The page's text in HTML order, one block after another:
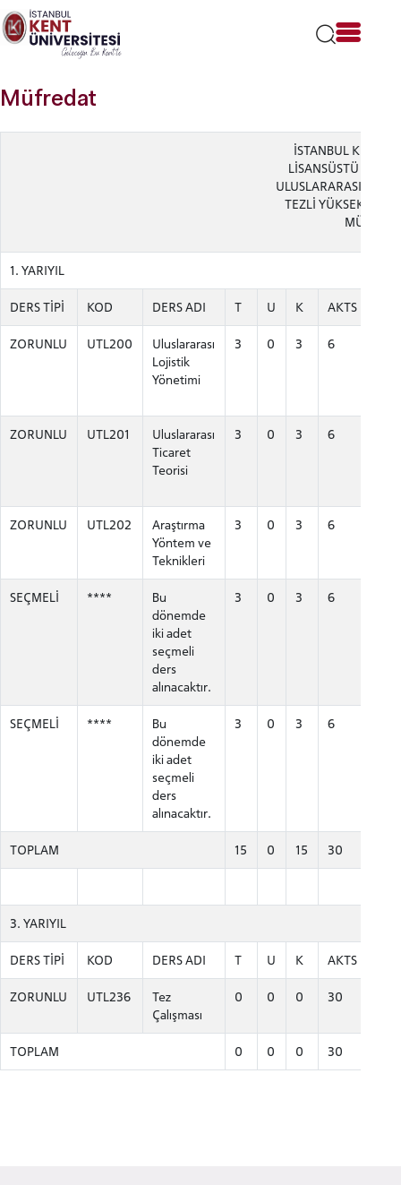
Lütfen
dikkat:
Bu
bir
sistemi
ADAY ÖĞRENCİ
INTERNATIONAL
Müfredat
İSTANBUL KENT
LİSANSÜSTÜ
ULUSLARARASI
TEZLİ YÜKSEK
1. YARIYIL
DERS TİPİ KOD DERS ADI T U K AKTS
ZORUNLU UTL200
Uluslararası
Lojistik
Yönetimi
3 0 3 6
ZORUNLU UTL201
Uluslararası
Ticaret
Teorisi
3 0 3 6
ZORUNLU UTL202
Araştırma
Yöntem ve
Teknikleri
3 0 3 6
SEÇMELİ ****
Bu
dönemde
iki adet
seçmeli
ders
alınacaktır.
3 0 3 6
SEÇMELİ ****
Bu
dönemde
iki adet
seçmeli
ders
alınacaktır.
3 0 3 6
TOPLAM 15 0 15 30
3. YARIYIL
DERS TİPİ KOD DERS ADI T U K AKTS
ZORUNLU UTL236
Tez
Çalışması
0 0 0 30
TOPLAM 0 0 0 30